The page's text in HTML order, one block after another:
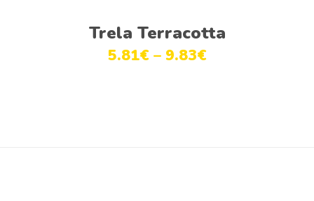
Ver opções
Trela Terracotta
5.81€ – 9.83€